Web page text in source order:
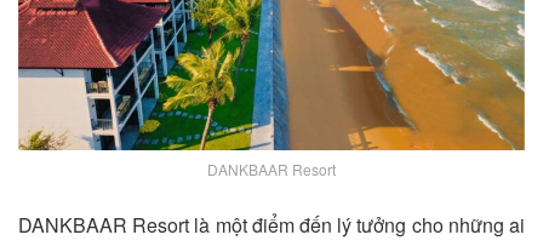
DANKBAAR Resort
DANKBAAR Resort là một điểm đến lý tưởng cho những ai